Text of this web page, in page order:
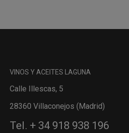
VINOS Y ACEITES LAGUNA
Calle Illescas, 5
28360 Villaconejos (Madrid)
Tel. + 34 918 938 196